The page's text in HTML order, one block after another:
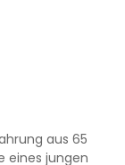
aus 65
eines jungen